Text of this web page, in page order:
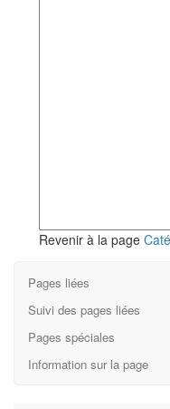
Revenir à la page
Pages liées
Suivi des pages liées
Pages spéciales
Information sur la page